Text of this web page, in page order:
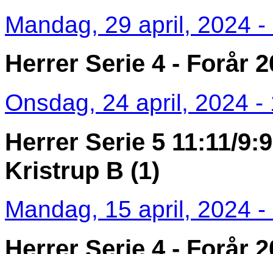
Mandag, 29 april, 2024 -
Herrer Serie 4 - Forår
Onsdag, 24 april, 2024 -
Herrer Serie 5 11:11/
Kristrup B (1)
Mandag, 15 april, 2024 -